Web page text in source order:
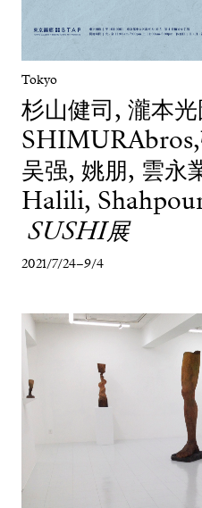
Tokyo
杉山健司, 瀧本
SHIMURAbros,
吴强, 姚朋, 雲永
Halili,
SUSHI展
2021/7/24–9/4